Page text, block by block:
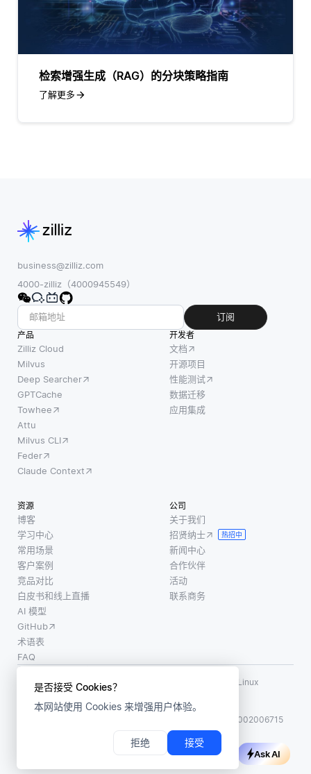
是否接受 Cookies？
本网站使用 Cookies 来增强用户体验。
拒绝 接受
检索增强生成（RAG）的分块策略指南
了解更多
business@zilliz.com
4000-zilliz（4000945549）
订阅
产品
Zilliz Cloud
Milvus
Deep Searcher
GPTCache
Towhee
Attu
Milvus CLI
Feder
Claude Context
开发者
文档
开源项目
性能测试
数据迁移
应用集成
资源
博客
学习中心
常用场景
客户案例
竞品对比
白皮书和线上直播
AI 模型
GitHub
术语表
FAQ
公司
关于我们
招贤纳士
热招中
新闻中心
合作伙伴
活动
联系商务
使用条款
LF AI、LF AI & Data、Milvus，以及相关的开源项目名称为 Linux
Foundation 所有商标
版权所有 ©2026 上海赜睿信息科技有限公司保留所有权利
沪公网安备31011002006715
Ask AI